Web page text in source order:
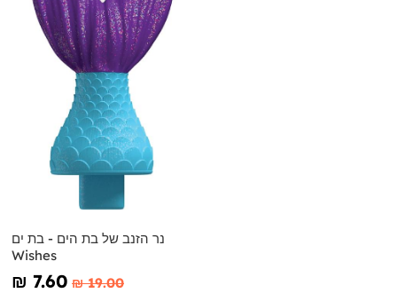
נר הזנב של בת הים - בת ים
Wishes
₪‎ 7.60 ₪‎ 19.00